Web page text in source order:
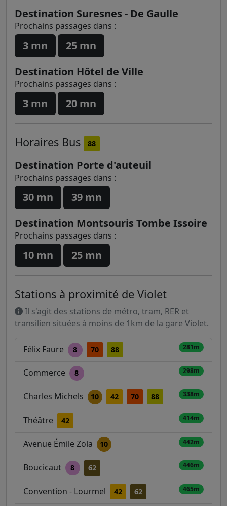
Destination Suresnes - De Gaulle
Prochains passages dans :
3 mn
25 mn
Destination Hôtel de Ville
Prochains passages dans :
3 mn 20 mn
Horaires Bus 88
Destination Porte d'auteuil
Prochains passages dans :
30 mn
39 mn
Destination Montsouris Tombe Issoire
Prochains passages dans :
10 mn 25 mn
Stations à proximité de Violet
Il s'agit des stations de métro, tram, RER et
transilien situées à moins de 1km de la gare Violet.
Félix Faure 8 70 88 281m
Commerce 8 298m
Charles Michels 10 42 70 88 338m
Théâtre 42 414m
Avenue Émile Zola 10 442m
Boucicaut 8 62 446m
Convention - Lourmel 42 62 465m